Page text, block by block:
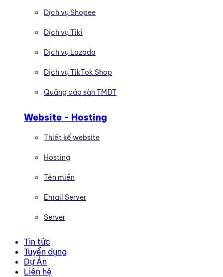
Dịch vụ Shopee
Dịch vụ Tiki
Dịch vụ Lazada
Dịch vụ TikTok Shop
Quảng cáo sàn TMĐT
Website - Hosting
Thiết kế website
Hosting
Tên miền
Email Server
Server
Tin tức
Tuyển dụng
Dự Án
Liên hệ